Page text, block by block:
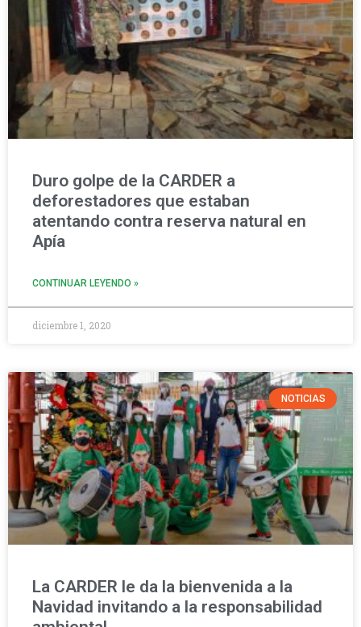
Duro golpe de la CARDER a
deforestadores que estaban
atentando contra reserva natural en
Apía
CONTINUAR LEYENDO »
diciembre 1, 2020
NOTICIAS
La CARDER le da la bienvenida a la
Navidad invitando a la responsabilidad